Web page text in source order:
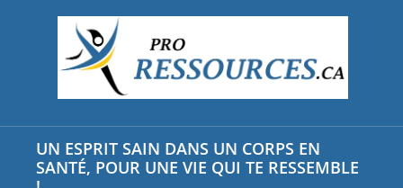
UN ESPRIT SAIN DANS UN CORPS EN
SANTÉ, POUR UNE VIE QUI TE RESSEMBLE